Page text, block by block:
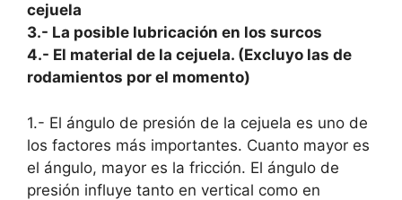
cejuela
3.- La posible lubricación en los surcos
4.- El material de la cejuela. (Excluyo las de
rodamientos por el momento)
1.- El ángulo de presión de la cejuela es uno de
los factores más importantes. Cuanto mayor es
el ángulo, mayor es la fricción. El ángulo de
presión influye tanto en vertical como en